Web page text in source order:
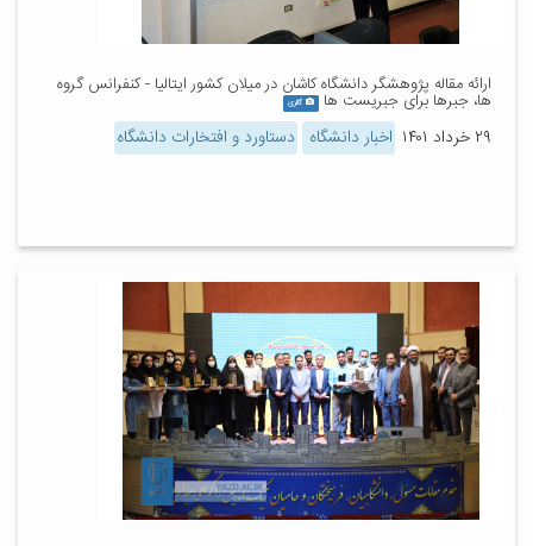
ارائه مقاله پژوهشگر دانشگاه کاشان در میلان کشور ایتالیا - کنفرانس گروه
ها، جبرها برای جبریست ها گالری
۲۹ خرداد ۱۴۰۱ اخبار دانشگاه دستاورد و افتخارات دانشگاه